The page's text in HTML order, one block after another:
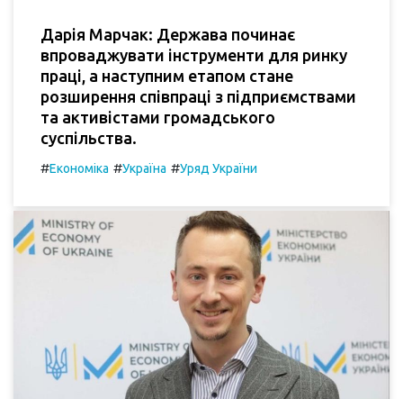
Дарія Марчак: Держава починає
впроваджувати інструменти для ринку
праці, а наступним етапом стане
розширення співпраці з підприємствами
та активістами громадського
суспільства.
#Економіка #Україна #Уряд України